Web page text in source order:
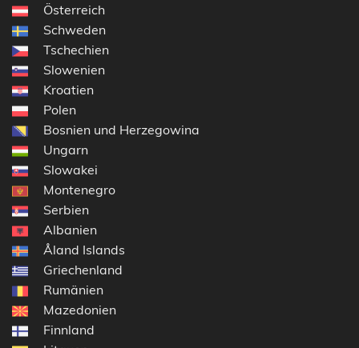
Österreich
Schweden
Tschechien
Slowenien
Kroatien
Polen
Bosnien und Herzegowina
Ungarn
Slowakei
Montenegro
Serbien
Albanien
Åland Islands
Griechenland
Rumänien
Mazedonien
Finnland